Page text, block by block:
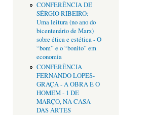
CONFERÊNCIA DE
SÉRGIO RIBEIRO:
Uma leitura (no ano do
bicentenário de Marx)
sobre ética e estética - O
“bom” e o “bonito” em
economia
CONFERÊNCIA
FERNANDO LOPES-
GRAÇA - A OBRA E O
HOMEM - 1 DE
MARÇO, NA CASA
DAS ARTES